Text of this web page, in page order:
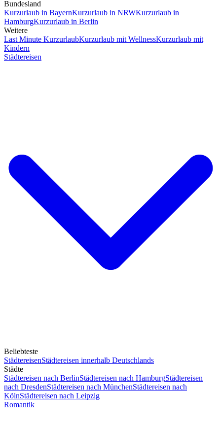
Bundesland
Kurzurlaub in BayernKurzurlaub in NRWKurzurlaub in
HamburgKurzurlaub in Berlin
Weitere
Last Minute KurzurlaubKurzurlaub mit WellnessKurzurlaub mit
Kindern
Städtereisen
Beliebteste
StädtereisenStädtereisen innerhalb Deutschlands
Städte
Städtereisen nach BerlinStädtereisen nach HamburgStädtereisen
nach DresdenStädtereisen nach MünchenStädtereisen nach
KölnStädtereisen nach Leipzig
Romantik